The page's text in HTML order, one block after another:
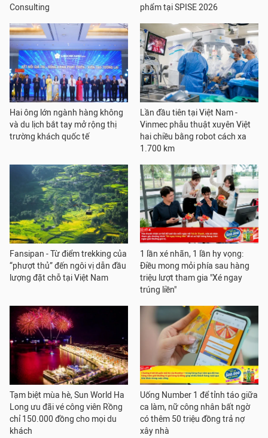
Consulting
phẩm tại SPISE 2026
Hai ông lớn ngành hàng không
và du lịch bắt tay mở rộng thị
trường khách quốc tế
Lần đầu tiên tại Việt Nam -
Vinmec phẫu thuật xuyên Việt
hai chiều bằng robot cách xa
1.700 km
Fansipan - Từ điểm trekking của
“phượt thủ” đến ngôi vị dẫn đầu
lượng đặt chỗ tại Việt Nam
1 lần xé nhãn, 1 lần hy vọng:
Điều mong mỏi phía sau hàng
triệu lượt tham gia "Xé ngay
trúng liền"
Tạm biệt mùa hè, Sun World Ha
Long ưu đãi vé công viên Rồng
chỉ 150.000 đồng cho mọi du
khách
Uống Number 1 để tỉnh táo giữa
ca làm, nữ công nhân bất ngờ
có thêm 50 triệu đồng trả nợ
xây nhà